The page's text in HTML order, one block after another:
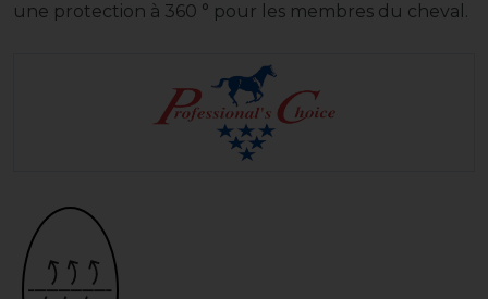
une protection à 360 ° pour les membres du cheval.